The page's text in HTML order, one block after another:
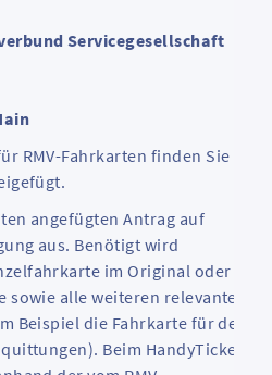
Servicegesellschaft
RMV-Fahrkarten finden Sie
angefügten Antrag auf
aus. Benötigt wird
im Original oder die
sowie alle weiteren relevanten
Beispiel die Fahrkarte für den
Beim HandyTicket